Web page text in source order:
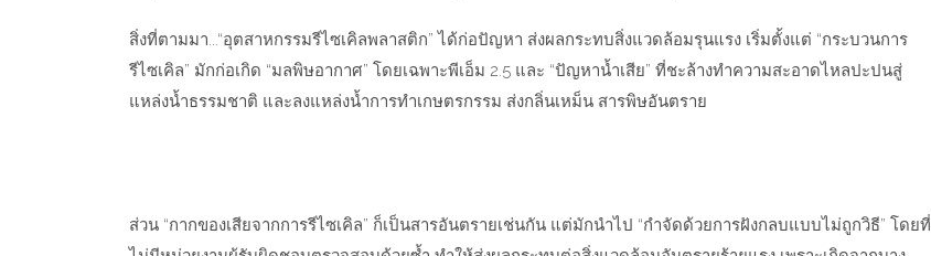
สิ่งที่ตามมา...“อุตสาหกรรมรีไซเคิลพลาสติก” ได้ก่อปัญหา ส่งผลกระทบสิ่งแวดล้อมรุนแรง เริ่มตั้งแต่ “กระบวนการ
รีไซเคิล” มักก่อเกิด “มลพิษอากาศ” โดยเฉพาะพีเอ็ม 2.5 และ “ปัญหาน้ำเสีย” ที่ชะล้างทำความสะอาดไหลปะปนสู่
แหล่งน้ำธรรมชาติ และลงแหล่งน้ำการทำเกษตรกรรม ส่งกลิ่นเหม็น สารพิษอันตราย
ส่วน “กากของเสียจากการรีไซเคิล” ก็เป็นสารอันตรายเช่นกัน แต่มักนำไป “กำจัดด้วยการฝังกลบแบบไม่ถูกวิธี” โดยที่